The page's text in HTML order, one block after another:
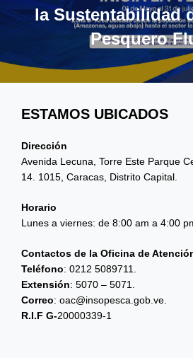
la Sustentabilidad
Pesquero
ESTAMOS UBICADOS
Dirección
Avenida Lecuna, Torre Este Parque
14. 1015, Caracas, Distrito Capital.
Horario
Lunes a viernes: de 8:00 am a 4:00
Contactos de la Oficina de
Teléfono: 0212 5089711.
Extensión: 5070 – 5071.
Correo: oac@insopesca.gob.ve.
R.I.F G-20000339-1